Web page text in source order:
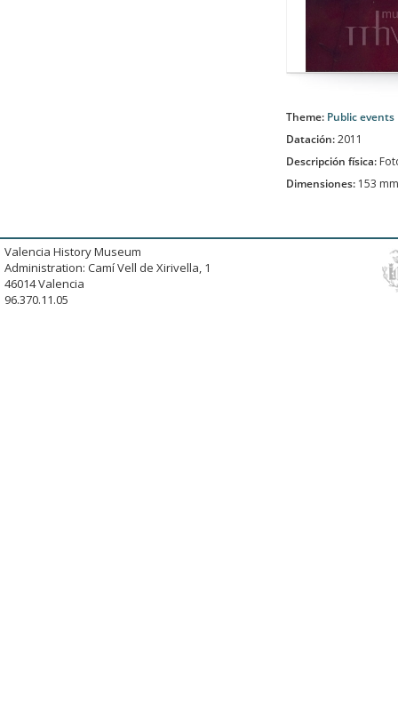
Theme: Public events
Datación:2011
Descripción física:
Dimensiones: 153
Valencia History Museum
Administration: Camí Vell de Xirivella, 1
46014 Valencia
96.370.11.05